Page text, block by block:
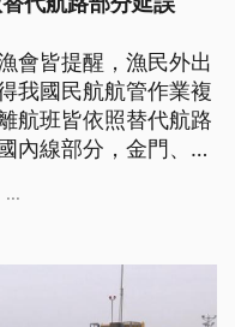
會皆提醒，漁民外出
我國民航航管作業複
航班皆依照替代航路
內線部分，金門、馬
延誤就是取消，影響
...